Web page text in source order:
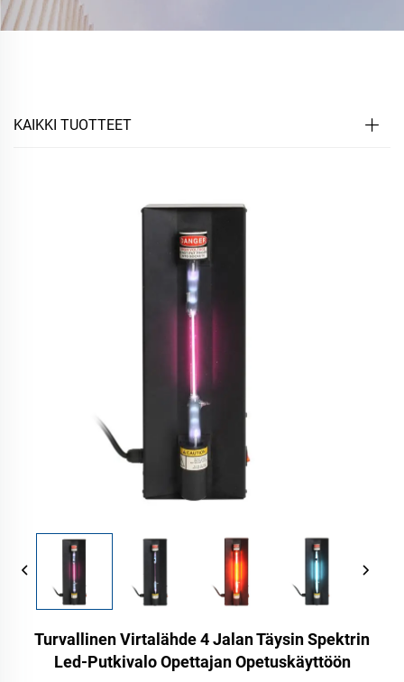
KAIKKI TUOTTEET
Turvallinen Virtalähde 4 Jalan Täysin Spektrin
Led-Putkivalo Opettajan Opetuskäyttöön